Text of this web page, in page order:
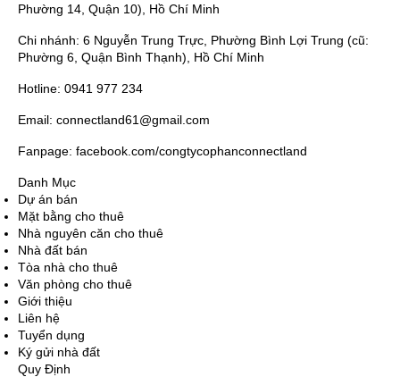
Phường 14, Quận 10), Hồ Chí Minh
Chi nhánh: 6 Nguyễn Trung Trực, Phường Bình Lợi Trung (cũ:
Phường 6, Quận Bình Thạnh), Hồ Chí Minh
Hotline: 0941 977 234
Email: connectland61@gmail.com
Fanpage: facebook.com/congtycophanconnectland
Danh Mục
Dự án bán
Mặt bằng cho thuê
Nhà nguyên căn cho thuê
Nhà đất bán
Tòa nhà cho thuê
Văn phòng cho thuê
Giới thiệu
Liên hệ
Tuyển dụng
Ký gửi nhà đất
Quy Định